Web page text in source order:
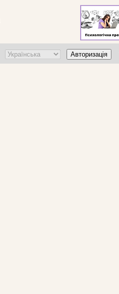
Авторизація